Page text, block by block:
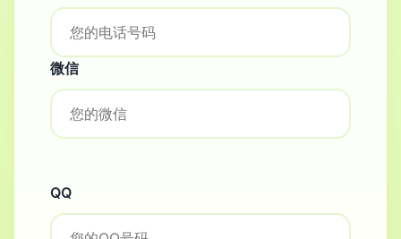
微信
QQ